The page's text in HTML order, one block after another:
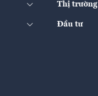
Thị trường
Đầu tư